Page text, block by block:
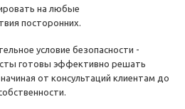
на любые
посторонних.
условие безопасности -
готовы эффективно решать
от консультаций клиентам до